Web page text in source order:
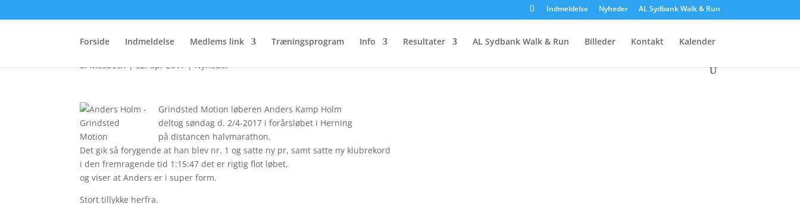
Indmeldelse Nyheder AL Sydbank Walk & Run
Forside Indmeldelse Medlems link Træningsprogram Info Resultater AL Sydbank Walk & Run Billeder Kontakt Kalender
Ny klubrekord på Halvmarathon
afMosbech|02. apr 2017|Nyheder
Grindsted Motion løberen Anders Kamp Holm
deltog søndag d. 2/4-2017 i forårsløbet i Herning
på distancen halvmarathon.
Det gik så forygende at han blev nr. 1 og satte ny pr, samt satte ny klubrekord
i den fremragende tid 1:15:47 det er rigtig flot løbet,
og viser at Anders er i super form.
Stort tillykke herfra.